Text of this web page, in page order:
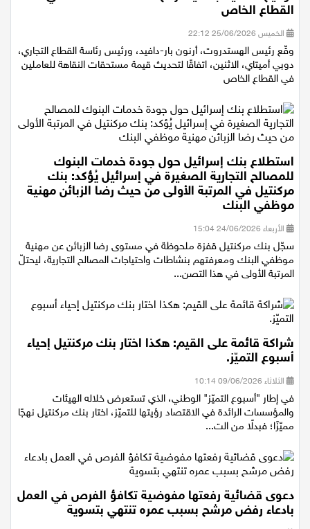
توقيع اتفاقية جماعية لرفع مستحقات النقاهة في
القطاع الخاص
الخميس 25/06/2026 22:12
وقّع رئيس الهستدروت، أرنون بار-دافيد، ورئيس رئاسة القطاع التجاري،
دوبي أميتاي، الاثنين، اتفاقًا لتحديث قيمة مستحقات النقاهة للعاملين
استطلاع بنك إسرائيل حول جودة خدمات البنوك
للمصالح التجارية الصغيرة في إسرائيل يُؤكد: بنك
مركنتيل في المرتبة الأولى من حيث رضا الزبائن مهنية
موظفي البنك
الأربعاء 24/06/2026 15:04
سجّل بنك مركنتيل قفزة ملحوظة في مستوى رضا الزبائن عن مهنية
موظفي البنك ومعرفتهم بنشاطات واحتياجات المصالح التجارية، ليحتلّ
شراكة قائمة على القيم: هكذا اختار بنك مركنتيل إحياء
أسبوع التميّز.
الثلاثاء 09/06/2026 10:14
في إطار "أسبوع التميّز" الوطني، الذي تستعرض خلاله الهيئات
والمؤسسات الرائدة في الاقتصاد رؤيتها للتميّز، اختار بنك مركنتيل نهجًا
دعوى قضائية رفعتها مفوضية تكافؤ الفرص في العمل
بادعاء رفض مرشح بسبب عمره تنتهي بتسوية